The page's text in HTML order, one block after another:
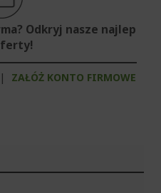
Odkryj nasze najlep
| ZAŁÓŻ KONTO FIRMOWE